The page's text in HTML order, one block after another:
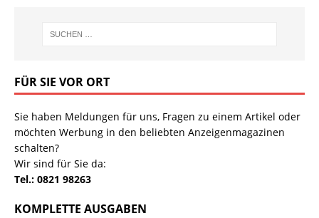
FÜR SIE VOR ORT
Sie haben Meldungen für uns, Fragen zu einem Artikel oder
möchten Werbung in den beliebten Anzeigenmagazinen
schalten?
Wir sind für Sie da:
Tel.: 0821 98263
KOMPLETTE AUSGABEN